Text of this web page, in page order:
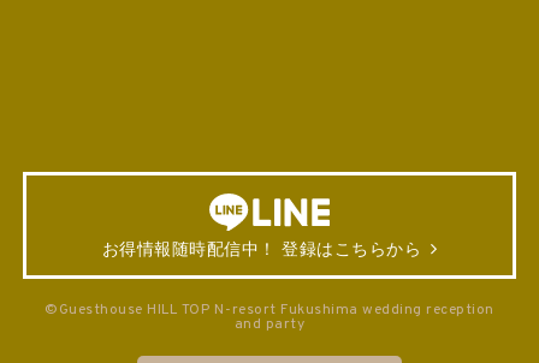
お得情報随時配信中！ 登録はこちらから
©Guesthouse HILL TOP N-resort Fukushima wedding reception
and party